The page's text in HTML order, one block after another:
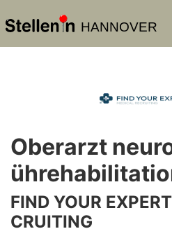
HANNOVER
Oberarzt
FIND YOUR
CRUITING